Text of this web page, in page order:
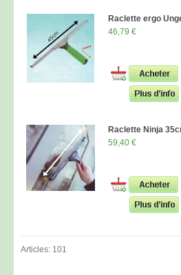
Raclette ergo
46,79 €
Raclette Ninja
59,40 €
Articles: 101